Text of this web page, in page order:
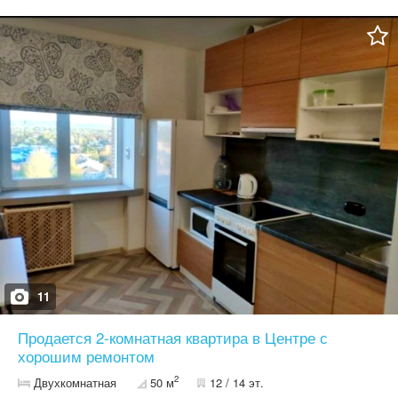
11
Продается 2-комнатная квартира в Центре с
хорошим ремонтом
Двухкомнатная 50 м2 12 / 14 эт.